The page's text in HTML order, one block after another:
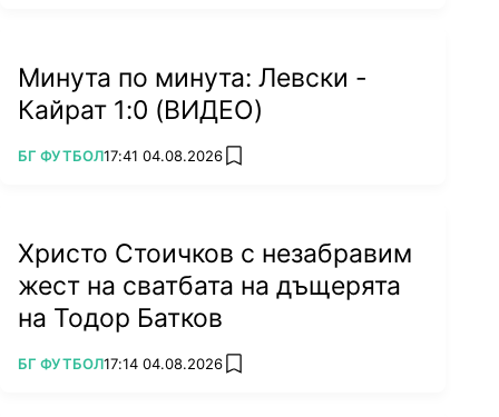
Минута по минута: Левски -
Кайрат 1:0 (ВИДЕО)
ПОВЕЧЕ ОТ
БГ ФУТБОЛ17:41 04.08.2026 add favorites
Христо Стоичков с незабравим
жест на сватбата на дъщерята
на Тодор Батков
ПОВЕЧЕ ОТ
БГ ФУТБОЛ17:14 04.08.2026 add favorites